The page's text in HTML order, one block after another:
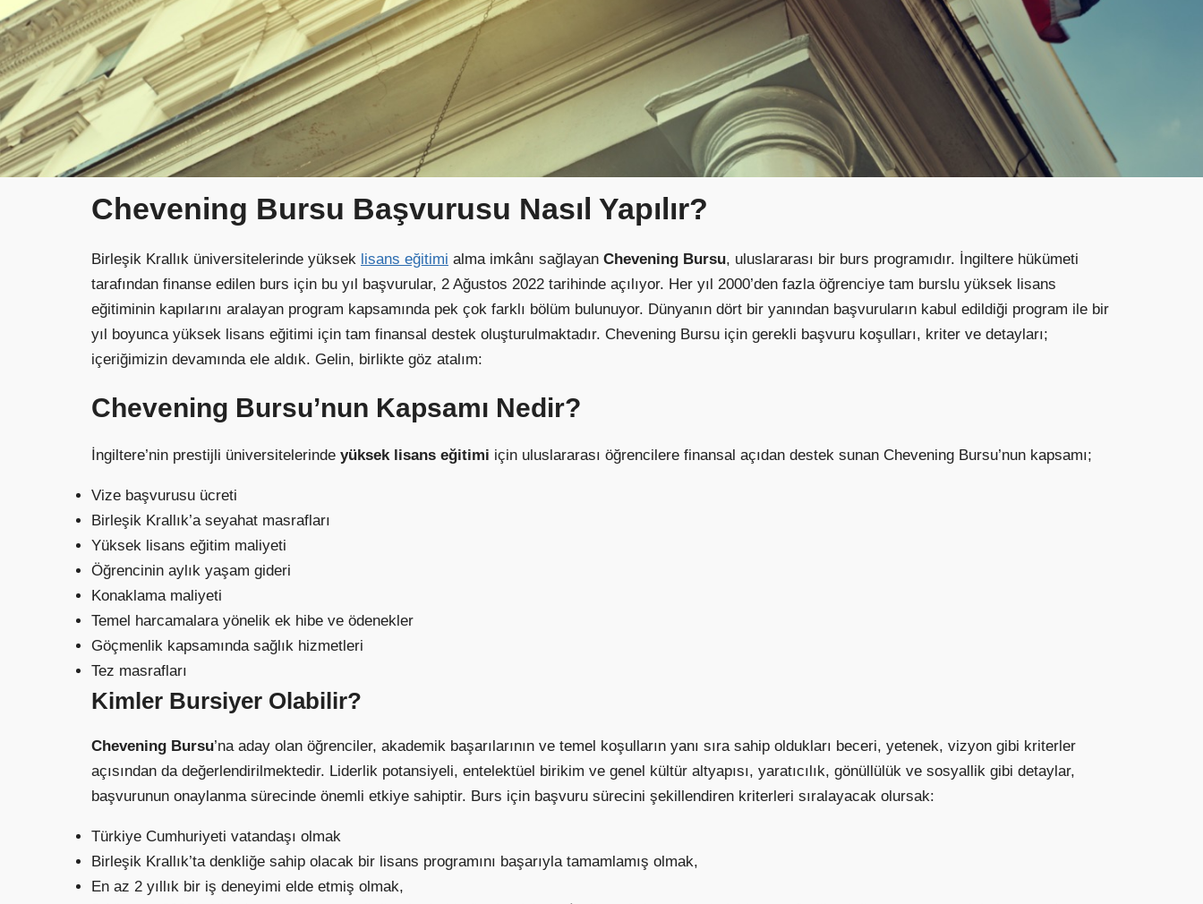
Chevening Bursu Başvurusu Nasıl Yapılır?
Birleşik Krallık üniversitelerinde yüksek lisans eğitimi alma imkânı sağlayan Chevening Bursu, uluslararası bir burs programıdır. İngiltere hükümeti
tarafından finanse edilen burs için bu yıl başvurular, 2 Ağustos 2022 tarihinde açılıyor. Her yıl 2000’den fazla öğrenciye tam burslu yüksek lisans
eğitiminin kapılarını aralayan program kapsamında pek çok farklı bölüm bulunuyor. Dünyanın dört bir yanından başvuruların kabul edildiği program ile bir
yıl boyunca yüksek lisans eğitimi için tam finansal destek oluşturulmaktadır. Chevening Bursu için gerekli başvuru koşulları, kriter ve detayları;
içeriğimizin devamında ele aldık. Gelin, birlikte göz atalım:
Chevening Bursu’nun Kapsamı Nedir?
İngiltere’nin prestijli üniversitelerinde yüksek lisans eğitimi için uluslararası öğrencilere finansal açıdan destek sunan Chevening Bursu’nun kapsamı;
Vize başvurusu ücreti
Birleşik Krallık’a seyahat masrafları
Yüksek lisans eğitim maliyeti
Öğrencinin aylık yaşam gideri
Konaklama maliyeti
Temel harcamalara yönelik ek hibe ve ödenekler
Göçmenlik kapsamında sağlık hizmetleri
Tez masrafları
Kimler Bursiyer Olabilir?
Chevening Bursu’na aday olan öğrenciler, akademik başarılarının ve temel koşulların yanı sıra sahip oldukları beceri, yetenek, vizyon gibi kriterler
açısından da değerlendirilmektedir. Liderlik potansiyeli, entelektüel birikim ve genel kültür altyapısı, yaratıcılık, gönüllülük ve sosyallik gibi detaylar,
başvurunun onaylanma sürecinde önemli etkiye sahiptir. Burs için başvuru sürecini şekillendiren kriterleri sıralayacak olursak:
Türkiye Cumhuriyeti vatandaşı olmak
Birleşik Krallık’ta denkliğe sahip olacak bir lisans programını başarıyla tamamlamış olmak,
En az 2 yıllık bir iş deneyimi elde etmiş olmak,